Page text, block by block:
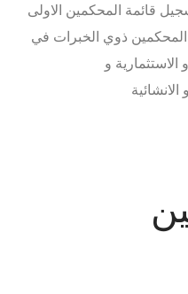
قائمة المحكمين الاولى
من المحكمين ذوي الخبرات في
و